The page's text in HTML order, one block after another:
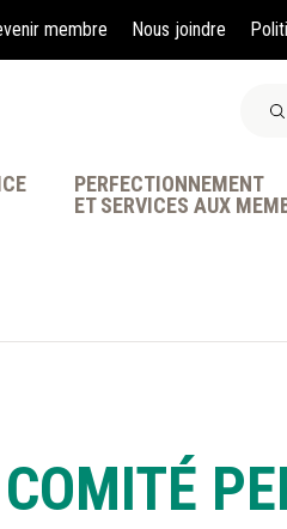
membre Nous joindre
PERFECTIONNEMENT
ET SERVICES AUX
À LA POINTE DE LA